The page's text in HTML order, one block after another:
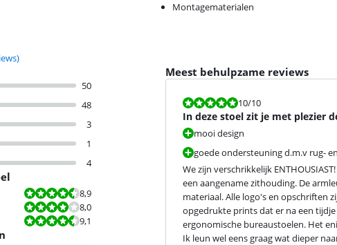
Montagematerialen
op 106 reviews.
50
48
3
1
4
8,9
8,0
9,1
Meest behulpzame reviews
Beoordeling is 10 van de 10.
10/10
In deze stoel zit je met plezier
mooi design
goede ondersteuning d.m.v rug-
We zijn verschrikkelijk
een aangename zithouding. De
materiaal. Alle logo's en opschriften
opgedrukte prints dat er na een
ergonomische bureaustoelen. Het
Ik leun wel eens graag wat dieper